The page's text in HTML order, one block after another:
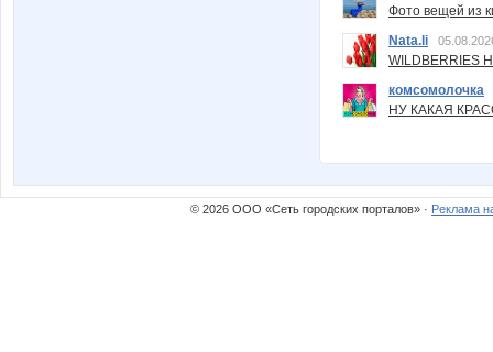
Фото вещей из
Nata.li
комсомолочка
НУ КАКАЯ
© 2026 ООО «Сеть городских порталов» · Реклама